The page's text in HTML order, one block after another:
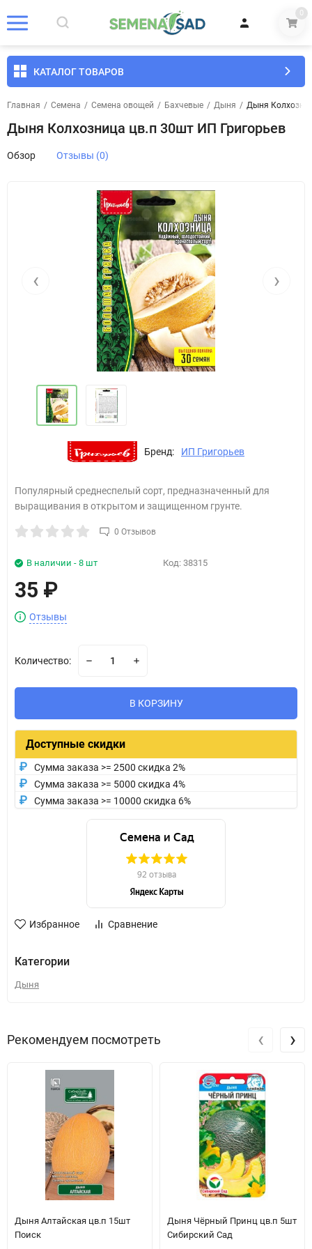
0
КАТАЛОГ ТОВАРОВ
Главная / Семена / Семена овощей / Бахчевые / Дыня / Дыня
Дыня Колхозница цв.п 30шт ИП Григорьев
Обзор Отзывы (0)
‹ ›
Бренд: ИП Григорьев
Популярный среднеспелый сорт, предназначенный для
выращивания в открытом и защищенном грунте.
0 Отзывов
В наличии - 8 шт Код: 38315
35 ₽
Отзывы
Количество:
В КОРЗИНУ
Доступные скидки
Сумма заказа >= 2500 скидка 2%
Сумма заказа >= 5000 скидка 4%
Сумма заказа >= 10000 скидка 6%
Избранное Сравнение
Категории
Дыня
Рекомендуем посмотреть
Дыня Алтайская цв.п 15шт
Поиск
Дыня Чёрный Принц цв.п 5шт
Сибирский Сад
‹ ›